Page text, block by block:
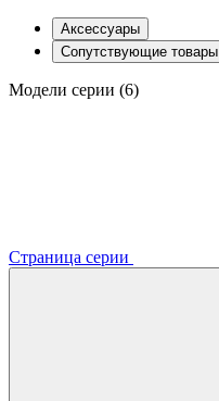
Аксессуары
Сопутствующие товары
Модели серии (6)
Страница серии